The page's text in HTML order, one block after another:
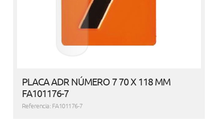
PLACA ADR NÚMERO 7 70 X 118 MM
FA101176-7
Referencia: FA101176-7